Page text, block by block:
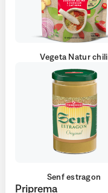
Vegeta Natur chili
Senf estragon
Priprema